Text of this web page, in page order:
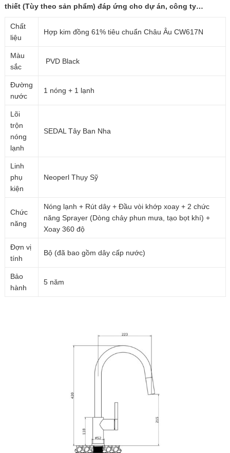
thiết (Tùy theo sản phẩm) đáp ứng cho dự án, công ty…
Chất
liệu
Hợp kim đồng 61% tiêu chuẩn Châu Âu CW617N
Màu
sắc
PVD Black
Đường
nước
1 nóng + 1 lạnh
Lõi
trộn
nóng
lạnh
SEDAL Tây Ban Nha
Linh
phụ
kiện
Neoperl Thụy Sỹ
Chức
năng
Nóng lạnh + Rút dây + Đầu vòi khớp xoay + 2 chức
năng Sprayer (Dòng chảy phun mưa, tạo bọt khí) +
Xoay 360 độ
Đợn vị
tính
Bộ (đã bao gồm dây cấp nước)
Bảo
hành
5 năm